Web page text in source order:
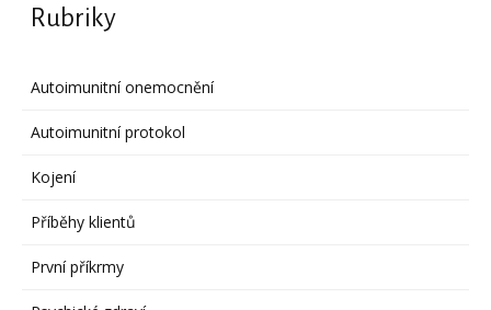
Rubriky
Autoimunitní onemocnění
Autoimunitní protokol
Kojení
Příběhy klientů
První příkrmy